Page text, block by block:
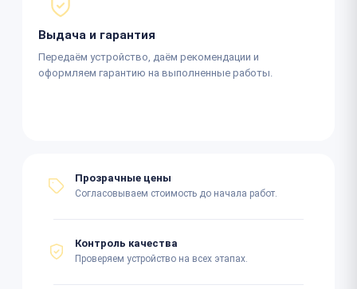
Выдача и гарантия
Передаём устройство, даём рекомендации и
оформляем гарантию на выполненные работы.
Прозрачные цены
Согласовываем стоимость до начала работ.
Контроль качества
Проверяем устройство на всех этапах.